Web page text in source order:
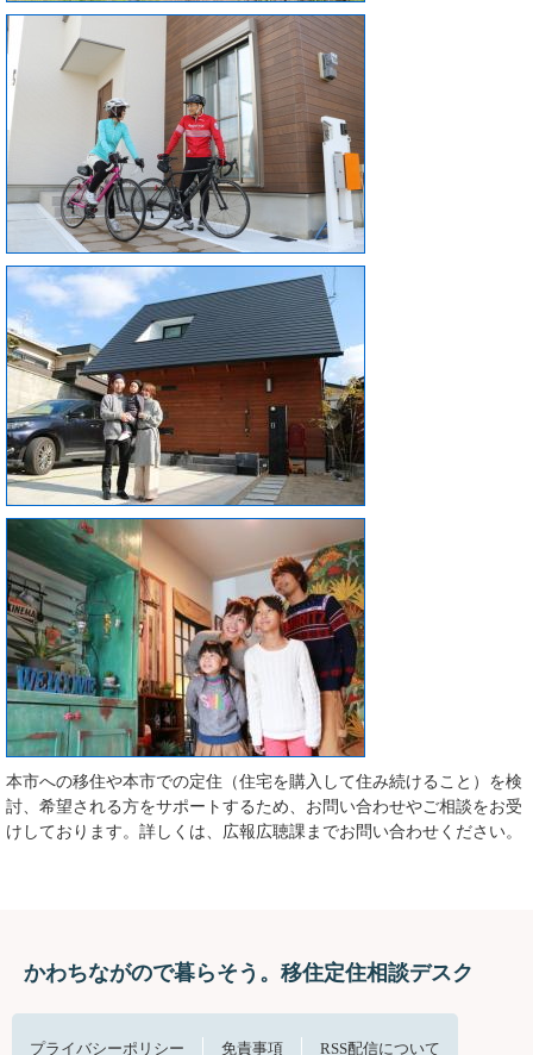
本市への移住や本市での定住（住宅を購入して住み続けること）を検
討、希望される方をサポートするため、お問い合わせやご相談をお受
けしております。詳しくは、広報広聴課までお問い合わせください。
かわちながので暮らそう。移住定住相談デスク
プライバシーポリシー 免責事項 RSS配信について